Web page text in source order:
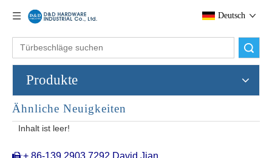
Deutsch
Produkte
Ähnliche Neuigkeiten
Inhalt ist leer!
 + 86-139 2903 7292 David Jian
SS304 Sicherheits Privatsphäre Türhebel mit runden Rosette-DDSH013